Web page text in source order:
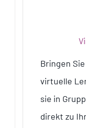
Bringen
virtuelle
sie in
direkt zu